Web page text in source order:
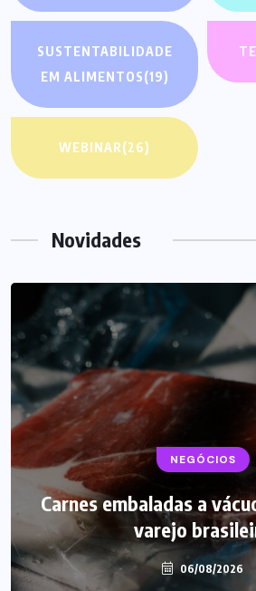
SUSTENTABILIDADE
EM ALIMENTOS(19)
WEBINAR(26)
Novidades
NEGÓCIOS
Carnes embaladas a
varejo
06/08/2026
BEBIDAS
Starbucks aposta em
Brasil
06/08/2026